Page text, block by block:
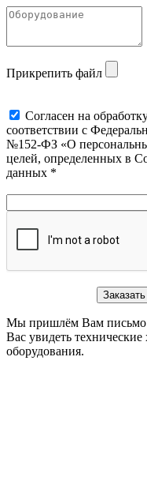
Прикрепить файл
Cогласен на
соответствии с
№152-ФЗ «О
целей, определенных в
данных *
Мы пришлём Вам письмо
Вас увидеть
оборудования.